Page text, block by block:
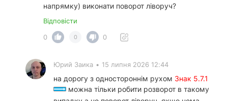
напрямку) виконати поворот ліворуч?
Відповісти
0
0 0
Юрий Заика • 15 липня 2026 12:44
на дорогу з одностороннім рухом Знак 5.7.1
можна тільки робити розворот в такому